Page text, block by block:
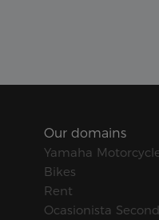
Our domains
Yamaha
Bikes
Rent
Ocasionista